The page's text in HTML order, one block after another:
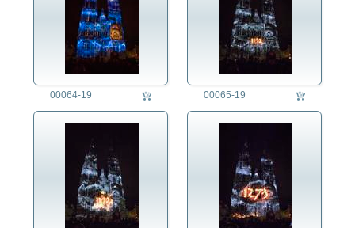
00064-19 00065-19